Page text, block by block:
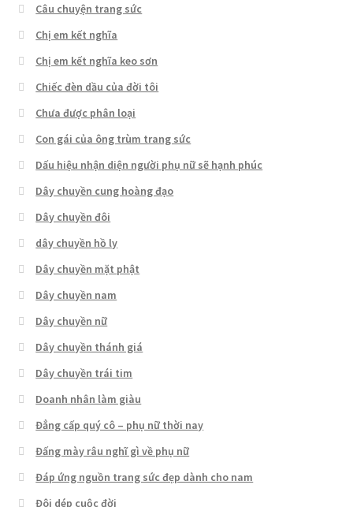
Câu chuyện trang sức
Chị em kết nghĩa
Chị em kết nghĩa keo sơn
Chiếc đèn dầu của đời tôi
Chưa được phân loại
Con gái của ông trùm trang sức
Dấu hiệu nhận diện người phụ nữ sẽ hạnh phúc
Dây chuyền cung hoàng đạo
Dây chuyền đôi
dây chuyền hồ ly
Dây chuyền mặt phật
Dây chuyền nam
Dây chuyền nữ
Dây chuyền thánh giá
Dây chuyền trái tim
Doanh nhân làm giàu
Đẳng cấp quý cô – phụ nữ thời nay
Đấng mày râu nghĩ gì về phụ nữ
Đáp ứng nguồn trang sức đẹp dành cho nam
Đôi dép cuộc đời